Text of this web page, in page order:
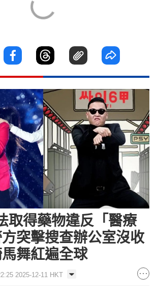
取得藥物違反「醫療
突擊搜查辦公室沒收
舞紅遍全球
2025-12-11 HKT